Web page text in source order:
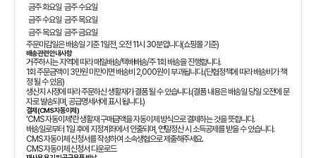
금주 화요일 금주 수요일
금주 수요일 금주 목요일
금주 목요일 금주 금요일
주문마감일은 배송일 기준 1일전, 오전 11시 30분입니다(쇼핑몰 기준)
배송관련 안내사항
거주하시는 지역에 따라 매일배송/택배배송/주 1회 배송을 진행합니다.
1회 주문금액이 3만원 미만이면 배송비 2,000원이 부과됩니다.(단협정책에 따라 배송비가 책
정 될 수 있음)
생산지 사정에 따라 주문하신 생활재가 결품 될 수 있습니다.(결품 내용은 배송일 당일 오전에 문
자로 발송되며, 공급명세서에 표시 됩니다.)
결제(CMS 자동이체)
'CMS 자동이체'란 생활재 구매금액을 자동이체 방식으로 결제하는 것을 뜻합니다.
배송일로부터 1일 후에 지정계좌에서 인출되며, 연말정산 시 소득공제를 받을 수 있습니다.
CMS 자동이체 신청서를 작성하여 소속생협으로 제출해주세요.
CMS 자동이체 신청서 다운로드